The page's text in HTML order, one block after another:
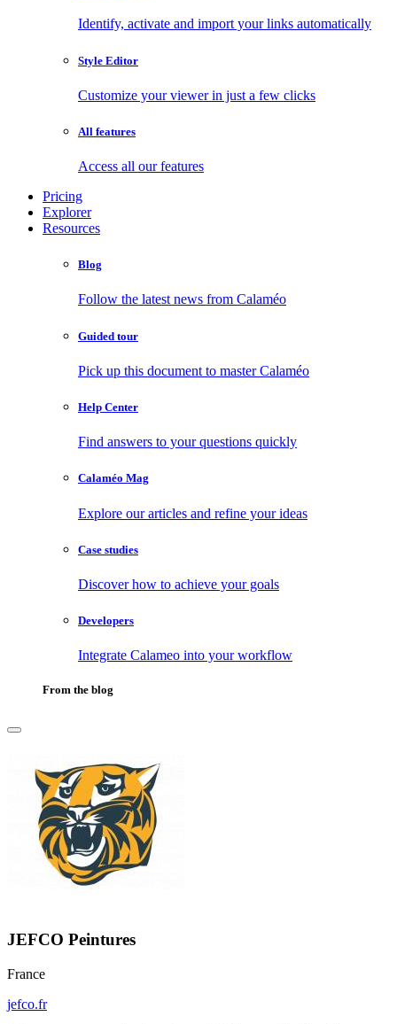
Identify, activate and import your links automatically
Style Editor
Customize your viewer in just a few clicks
All features
Access all our features
Pricing
Explorer
Resources
Blog
Follow the latest news from Calaméo
Guided tour
Pick up this document to master Calaméo
Help Center
Find answers to your questions quickly
Calaméo Mag
Explore our articles and refine your ideas
Case studies
Discover how to achieve your goals
Developers
Integrate Calameo into your workflow
From the blog
JEFCO Peintures
France
jefco.fr